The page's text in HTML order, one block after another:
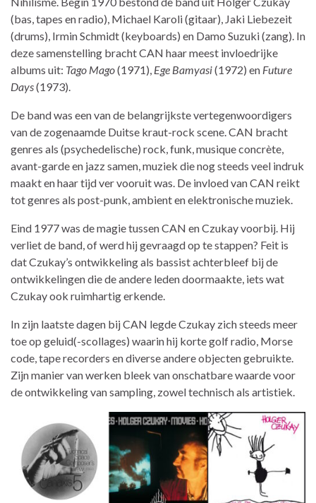
(bas, tapes en radio), Michael Karoli (gitaar), Jaki Liebezeit
(drums), Irmin Schmidt (keyboards) en Damo Suzuki (zang). In
deze samenstelling bracht CAN haar meest invloedrijke
albums uit: Tago Mago(1971), Ege Bamyasi(1972) en Future
Days(1973).
De band was een van de belangrijkste vertegenwoordigers
van de zogenaamde Duitse kraut-rock scene. CAN bracht
genres als (psychedelische) rock, funk, musique concrète,
avant-garde en jazz samen, muziek die nog steeds veel indruk
maakt en haar tijd ver vooruit was. De invloed van CAN reikt
tot genres als post-punk, ambient en elektronische muziek.
Eind 1977 was de magie tussen CAN en Czukay voorbij. Hij
verliet de band, of werd hij gevraagd op te stappen? Feit is
dat Czukay’s ontwikkeling als bassist achterbleef bij de
ontwikkelingen die de andere leden doormaakte, iets wat
Czukay ook ruimhartig erkende.
In zijn laatste dagen bij CAN legde Czukay zich steeds meer
toe op geluid(-scollages) waarin hij korte golf radio, Morse
code, tape recorders en diverse andere objecten gebruikte.
Zijn manier van werken bleek van onschatbare waarde voor
de ontwikkeling van sampling, zowel technisch als artistiek.